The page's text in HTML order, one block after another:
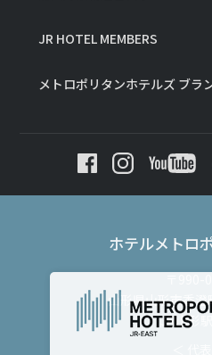
JR HOTEL MEMBERS
メトロポリタンホテルズ ブラ
ホテルメトロ
山形県山形市香澄
JR山形駅